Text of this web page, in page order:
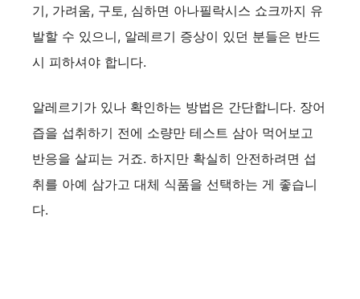
기, 가려움, 구토, 심하면 아나필락시스 쇼크까지 유
발할 수 있으니, 알레르기 증상이 있던 분들은 반드
시 피하셔야 합니다.
알레르기가 있나 확인하는 방법은 간단합니다. 장어
즙을 섭취하기 전에 소량만 테스트 삼아 먹어보고
반응을 살피는 거죠. 하지만 확실히 안전하려면 섭
취를 아예 삼가고 대체 식품을 선택하는 게 좋습니
다.